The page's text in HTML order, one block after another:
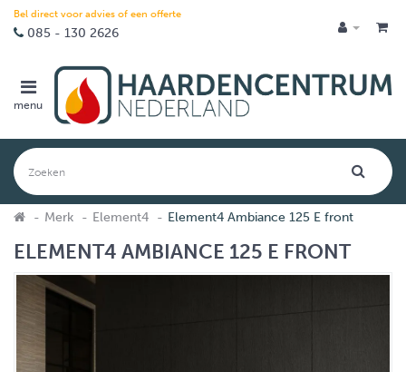
Bel direct voor advies of een offerte
085 - 130 2626
menu
Merk Element4 Element4 Ambiance 125 E front
ELEMENT4 AMBIANCE 125 E FRONT